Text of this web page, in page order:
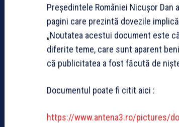
Președintele României Nicușor Dan
pagini care prezintă dovezile
„Noutatea acestui document este
diferite teme, care sunt aparent
că publicitatea a fost făcută de
Documentul poate fi citit aici :
https://www.antena3.ro/pictures/